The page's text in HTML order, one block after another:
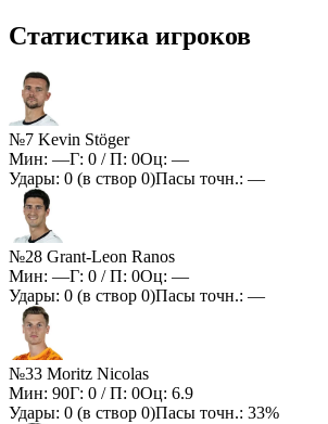
Статистика игроков
№7 Kevin Stöger
Мин: —Г: 0 / П: 0Оц: —
Удары: 0 (в створ 0)Пасы точн.: —
№28 Grant-Leon Ranos
Мин: —Г: 0 / П: 0Оц: —
Удары: 0 (в створ 0)Пасы точн.: —
№33 Moritz Nicolas
Мин: 90Г: 0 / П: 0Оц: 6.9
Удары: 0 (в створ 0)Пасы точн.: 33%